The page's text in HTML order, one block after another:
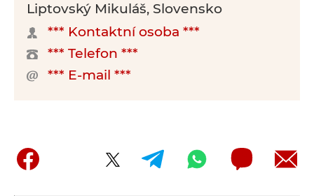
Liptovský Mikuláš, Slovensko
*** Kontaktní osoba ***
*** Telefon ***
*** E-mail ***